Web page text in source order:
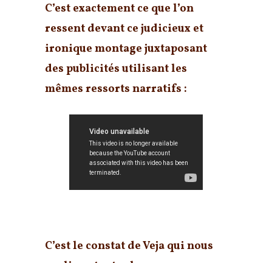
C’est exactement ce que l’on
ressent devant ce judicieux et
ironique montage juxtaposant
des publicités utilisant les
mêmes ressorts narratifs :
C’est le constat de Veja qui nous